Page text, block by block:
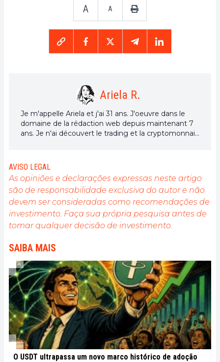
A A
Ariela R.
Je m'appelle Ariela et j'ai 31 ans. J'oeuvre dans le
domaine de la rédaction web depuis maintenant 7
ans. Je n'ai découvert le trading et la cryptomonnaie
sein de la plateforme me permettent d'en
apprendre davantage. Chanteuse à mes heures
perdues, je cultive aussi une grande passion pour la
musique et la lecture (et les animaux !)
AVISO LEGAL
As opiniões e declarações expressas neste artigo
são de responsabilidade exclusiva do autor e não
devem ser consideradas como recomendações de
investimento. Faça sua própria pesquisa antes de
tomar qualquer decisão de investimento.
SAIBA MAIS
O USDT ultrapassa um novo marco histórico de adoção